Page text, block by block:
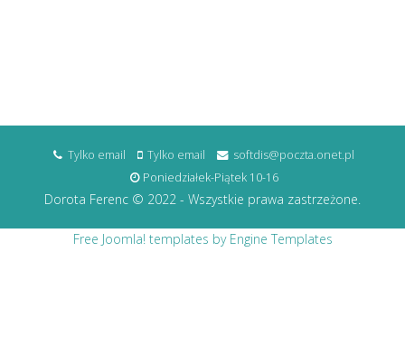
Tylko email Tylko email
softdis@poczta.onet.pl
Poniedziałek-Piątek 10-16
Dorota Ferenc © 2022 - Wszystkie prawa zastrzeżone.
Free Joomla! templates by Engine Templates